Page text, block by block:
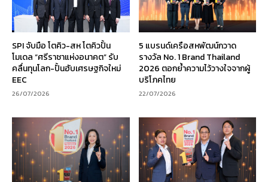
SPI จับมือ โตคิว-สห โตคิวปั้น
โมเดล “ศรีราชาแห่งอนาคต” รับ
คลื่นทุนโลก-ปั้นฮับเศรษฐกิจใหม่
EEC
26/07/2026
5 แบรนด์เครือสหพัฒน์กวาด
รางวัล No. 1 Brand Thailand
2026 ตอกย้ำความไว้วางใจจากผู้
บริโภคไทย
22/07/2026